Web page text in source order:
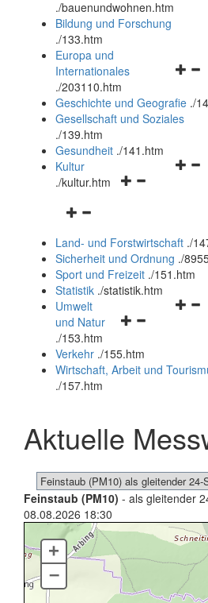
./bauenundwohnen.htm
Bildung und Forschung
./133.htm
und
Europa und
Internationales
./203110.htm
Geschichte und Geografie ./
Gesellschaft und Soziales
./139.htm
Gesundheit ./141.htm
Navigationsmenü
Kultur
./kultur.htm
Navigationsmenü
und
schließen
Land- und Forstwirtschaft ./
Sicherheit und Ordnung ./
Sport und Freizeit ./151.htm
Statistik ./statistik.htm
Navigationsmenü
und
schließen
Umwelt
und Natur
./153.htm
Verkehr ./155.htm
Wirtschaft, Arbeit und
./157.htm
Aktuelle
Feinstaub (PM10) - als gleitender
08.08.2026 18:30
+
–